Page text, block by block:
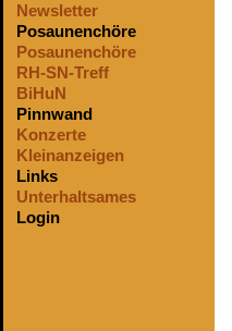
Newsletter
Posaunenchöre
Posaunenchöre
RH-SN-Treff
BiHuN
Pinnwand
Konzerte
Kleinanzeigen
Links
Unterhaltsames
Login